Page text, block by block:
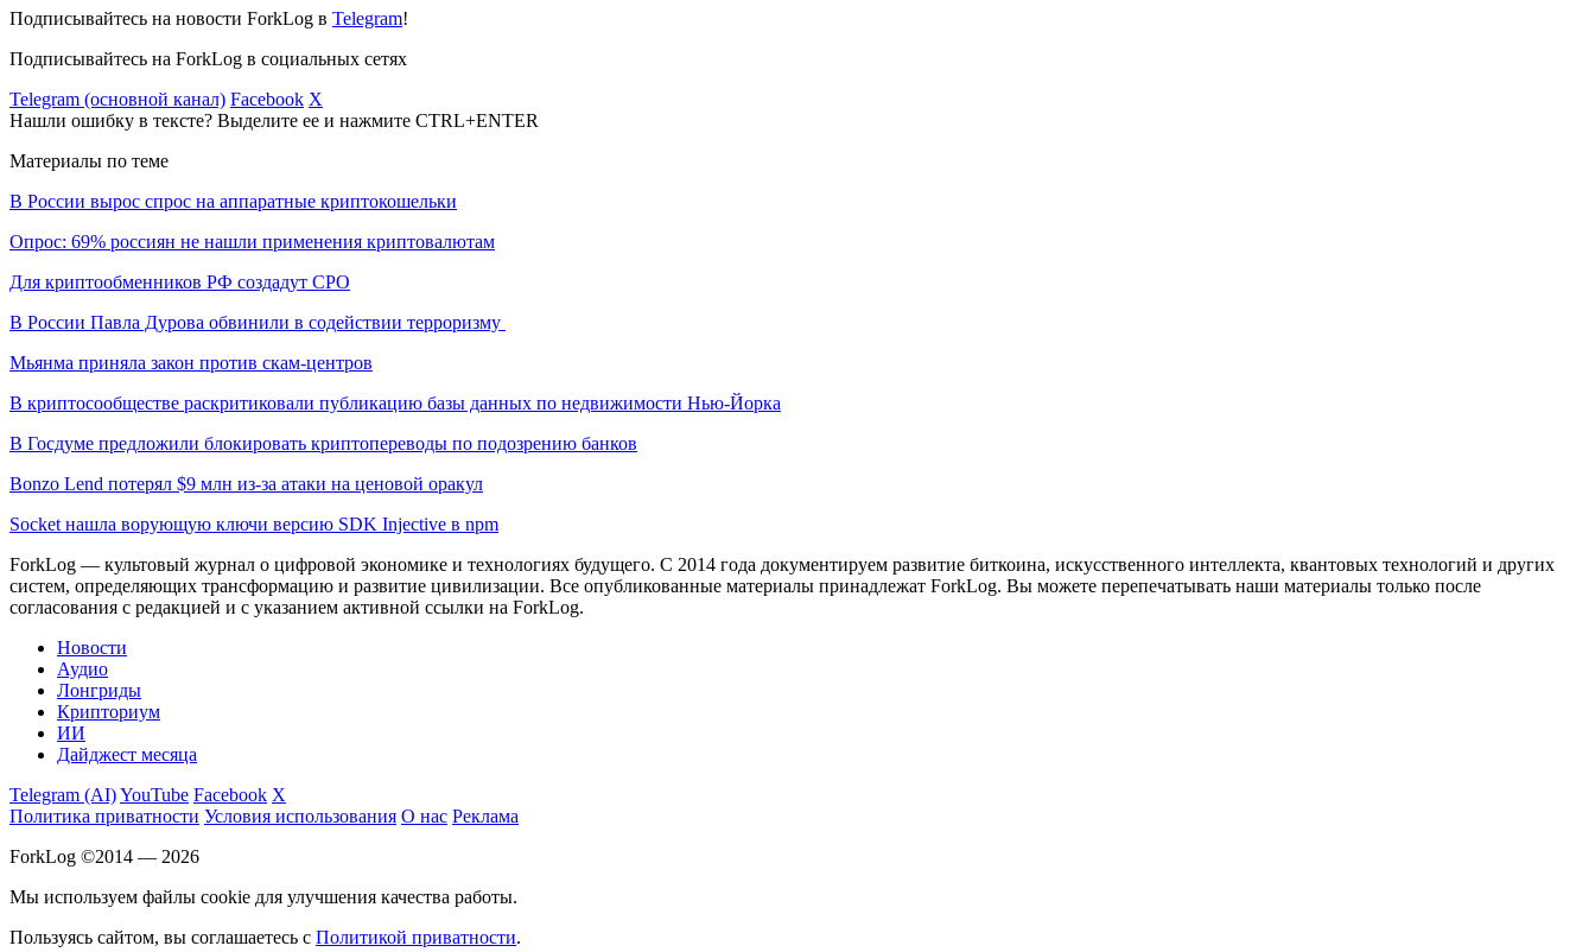
Подписывайтесь на новости ForkLog в Telegram!
Подписывайтесь на ForkLog в социальных сетях
Telegram (основной канал) Facebook X
Нашли ошибку в тексте? Выделите ее и нажмите CTRL+ENTER
Материалы по теме
В России вырос спрос на аппаратные криптокошельки
Опрос: 69% россиян не нашли применения криптовалютам
Для криптообменников РФ создадут СРО
В России Павла Дурова обвинили в содействии терроризму
Мьянма приняла закон против скам-центров
В криптосообществе раскритиковали публикацию базы данных по недвижимости Нью-Йорка
В Госдуме предложили блокировать криптопереводы по подозрению банков
Bonzo Lend потерял $9 млн из-за атаки на ценовой оракул
Socket нашла ворующую ключи версию SDK Injective в npm
ForkLog — культовый журнал о цифровой экономике и технологиях будущего. С 2014 года документируем развитие биткоина, искусственного интеллекта, квантовых технологий и других
систем, определяющих трансформацию и развитие цивилизации. Все опубликованные материалы принадлежат ForkLog. Вы можете перепечатывать наши материалы только после
согласования с редакцией и с указанием активной ссылки на ForkLog.
Новости
Аудио
Лонгриды
Крипториум
ИИ
Дайджест месяца
Telegram (AI)YouTube Facebook X
Политика приватности Условия использования О нас Реклама
ForkLog ©2014 — 2026
Мы используем файлы cookie для улучшения качества работы.
Пользуясь сайтом, вы соглашаетесь с Политикой приватности.